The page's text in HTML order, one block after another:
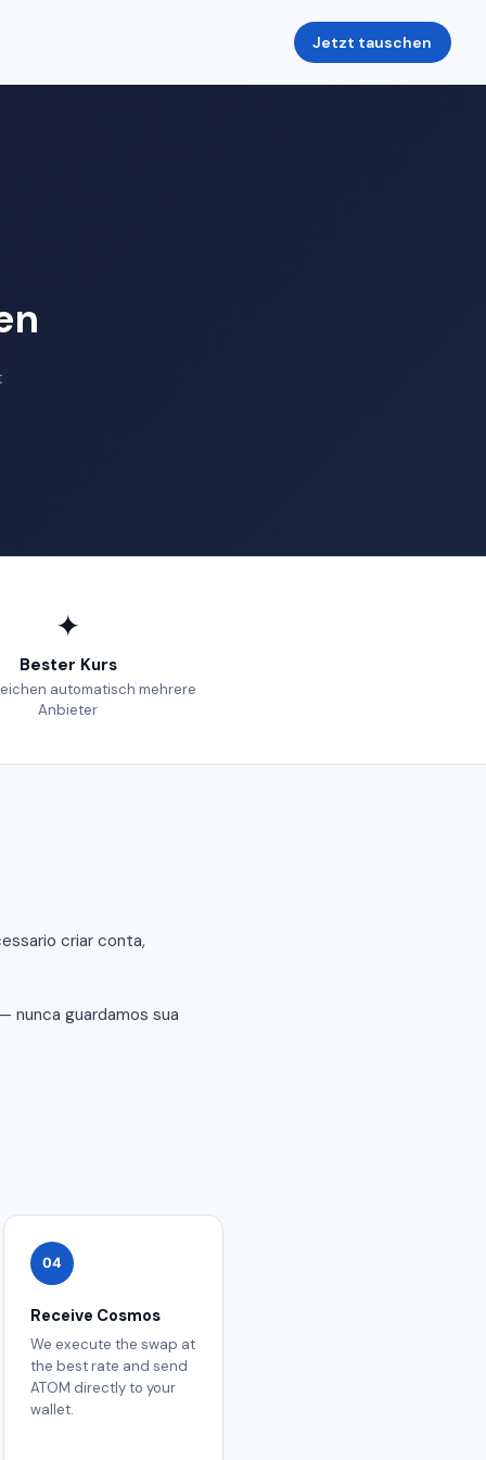
Jetzt tauschen
✦
Bester Kurs
automatisch mehrere
Anbieter
criar conta,
nunca guardamos sua
04
Receive Cosmos
We execute the swap at
the best rate and send
ATOM directly to your
wallet.